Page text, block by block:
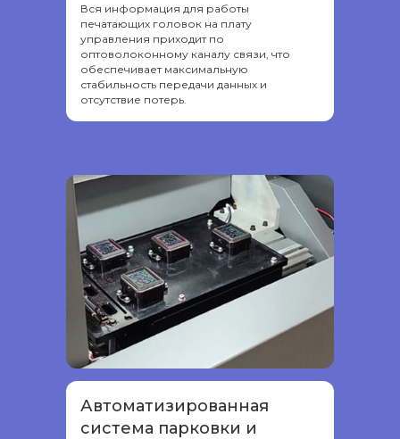
Вся информация для работы
печатающих головок на плату
управления приходит по
оптоволоконному каналу связи, что
обеспечивает максимальную
стабильность передачи данных и
отсутствие потерь.
Автоматизированная
система парковки и